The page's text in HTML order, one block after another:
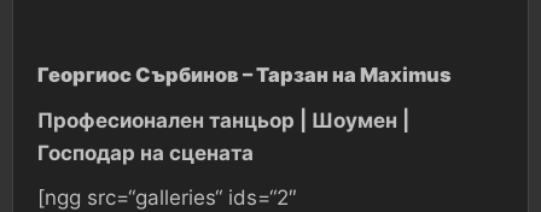
Георгиос Сърбинов – Тарзан на Maximus
Професионален танцьор | Шоумен |
Господар на сцената
[ngg src=“galleries“ ids=“2″